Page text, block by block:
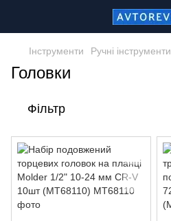
Інструменти Ручні інструменти
Головки
Фільтр